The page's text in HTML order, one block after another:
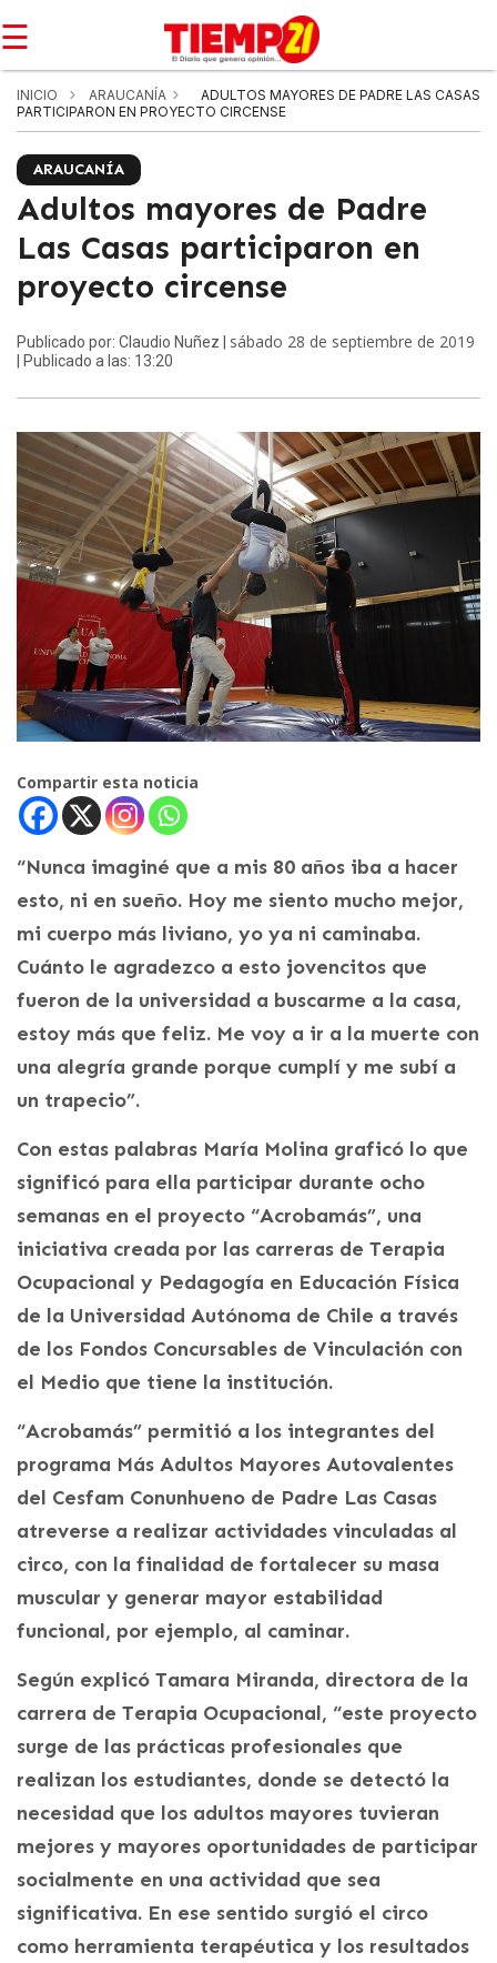
☰
INICIO ARAUCANÍA
ADULTOS MAYORES DE PADRE LAS CASAS
PARTICIPARON EN PROYECTO CIRCENSE
ARAUCANÍA
Adultos mayores de Padre
Las Casas participaron en
proyecto circense
Publicado por: Claudio Nuñez | sábado 28 de septiembre de 2019
| Publicado a las: 13:20
Compartir esta noticia
“Nunca imaginé que a mis 80 años iba a hacer
esto, ni en sueño. Hoy me siento mucho mejor,
mi cuerpo más liviano, yo ya ni caminaba.
Cuánto le agradezco a esto jovencitos que
fueron de la universidad a buscarme a la casa,
estoy más que feliz. Me voy a ir a la muerte con
una alegría grande porque cumplí y me subí a
un trapecio”.
Con estas palabras María Molina graficó lo que
significó para ella participar durante ocho
semanas en el proyecto “Acrobamás”, una
iniciativa creada por las carreras de Terapia
Ocupacional y Pedagogía en Educación Física
de la Universidad Autónoma de Chile a través
de los Fondos Concursables de Vinculación con
el Medio que tiene la institución.
“Acrobamás” permitió a los integrantes del
programa Más Adultos Mayores Autovalentes
del Cesfam Conunhueno de Padre Las Casas
atreverse a realizar actividades vinculadas al
circo, con la finalidad de fortalecer su masa
muscular y generar mayor estabilidad
funcional, por ejemplo, al caminar.
Según explicó Tamara Miranda, directora de la
carrera de Terapia Ocupacional, “este proyecto
surge de las prácticas profesionales que
realizan los estudiantes, donde se detectó la
necesidad que los adultos mayores tuvieran
mejores y mayores oportunidades de participar
socialmente en una actividad que sea
significativa. En ese sentido surgió el circo
como herramienta terapéutica y los resultados